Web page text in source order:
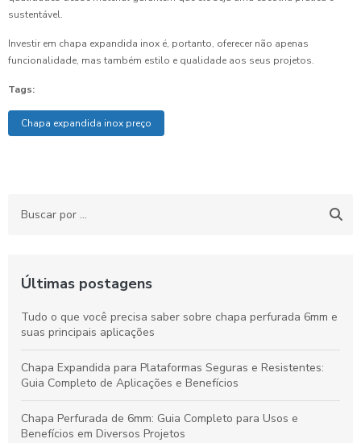
sustentável.
Investir em chapa expandida inox é, portanto, oferecer não apenas
funcionalidade, mas também estilo e qualidade aos seus projetos.
Tags:
Chapa expandida inox preço
Últimas postagens
Tudo o que você precisa saber sobre chapa perfurada 6mm e
suas principais aplicações
Chapa Expandida para Plataformas Seguras e Resistentes:
Guia Completo de Aplicações e Benefícios
Chapa Perfurada de 6mm: Guia Completo para Usos e
Benefícios em Diversos Projetos